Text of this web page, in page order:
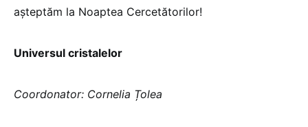
așteptăm la Noaptea Cercetătorilor!
Universul cristalelor
Coordonator: Cornelia Țolea